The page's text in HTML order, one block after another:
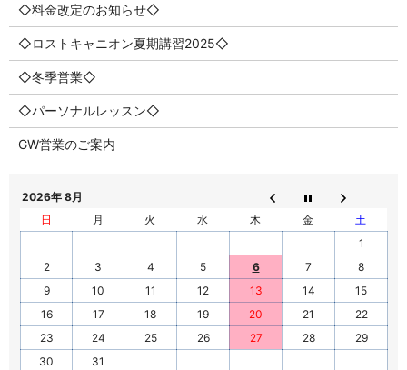
◇料金改定のお知らせ◇
◇ロストキャニオン夏期講習2025◇
◇冬季営業◇
◇パーソナルレッスン◇
GW営業のご案内
2026年 8月
日
月 火 水 木 金
土
1
2
3 4 5 6 7
8
9
10 11 12 13 14
15
16
17 18 19 20 21
22
23
24 25 26 27 28
29
30
31